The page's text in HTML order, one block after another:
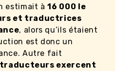
estimait à16 000 le
et traductrices
, alors qu’ils étaient
est donc un
Autre fait
traducteurs exercent